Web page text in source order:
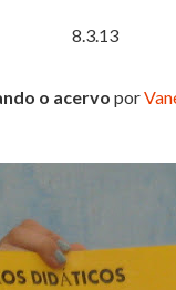
8.3.13
o acervo por